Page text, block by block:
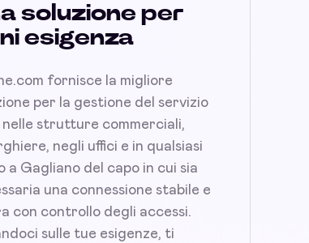
soluzione per
esigenza
fornisce la migliore
per la gestione del servizio
nelle strutture commerciali,
negli uffici e in qualsiasi
a Gagliano del capo in cui sia
una connessione stabile e
con controllo degli accessi.
sulle tue esigenze, ti